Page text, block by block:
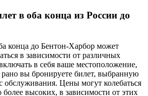
в оба конца из России до
конца до Бентон-Харбор может
в зависимости от различных
в себя ваше местоположение,
рано вы бронируете билет, выбранную
обслуживания. Цены могут колебаться
высоких, в зависимости от этих